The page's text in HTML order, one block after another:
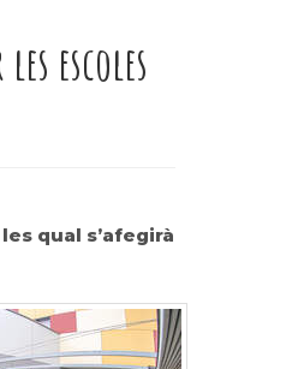
escoles
qual s’afegirà